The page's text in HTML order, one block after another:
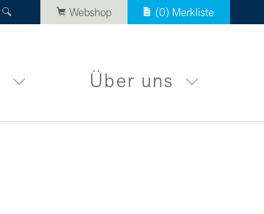
Webshop (0) Merkliste
Über uns